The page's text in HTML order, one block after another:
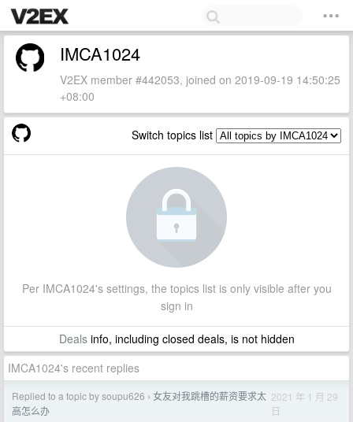
IMCA1024
V2EX member #442053, joined on 2019-09-19 14:50:25
+08:00
Switch topics list
Per IMCA1024's settings, the topics list is only visible after you
sign in
Dealsinfo, including closed deals, is not hidden
IMCA1024's recent replies
Replied to a topic by soupu626 › 女友对我跳槽的薪资要求太
高怎么办
2021 年 1 月 29
日